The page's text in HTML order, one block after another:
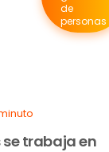
trabaja en
de
personas